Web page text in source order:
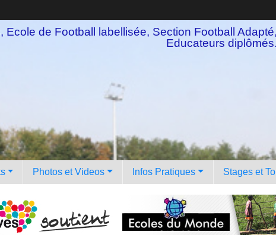
Ecole de Football labellisée, Section Football
Educateurs
Photos et Videos Infos Pratiques Stages et